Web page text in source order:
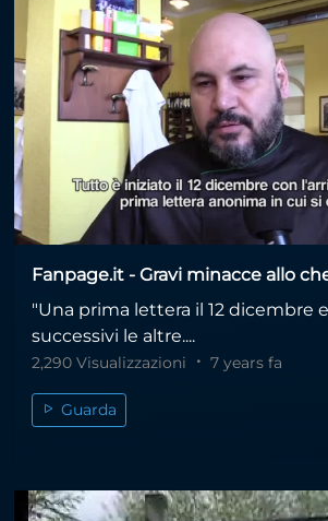
Fanpage.it - Gravi minacce allo
"Una prima lettera il 12 dicembre
successivi le altre....
2,290 Visualizzazioni 7 years fa
Guarda